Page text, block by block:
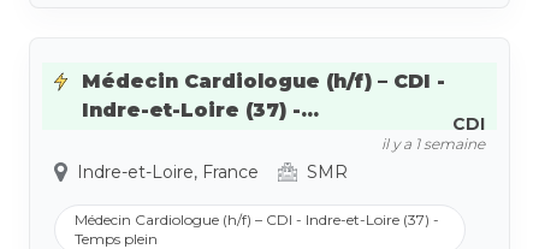
Médecin Cardiologue (h/f) – CDI -
Indre-et-Loire (37) -...
CDI
il y a 1 semaine
Indre-et-Loire, France SMR
Médecin Cardiologue (h/f) – CDI - Indre-et-Loire (37) -
Temps plein